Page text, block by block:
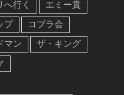
へ行く
エミー賞
プ
コブラ会
マン
ザ・キング